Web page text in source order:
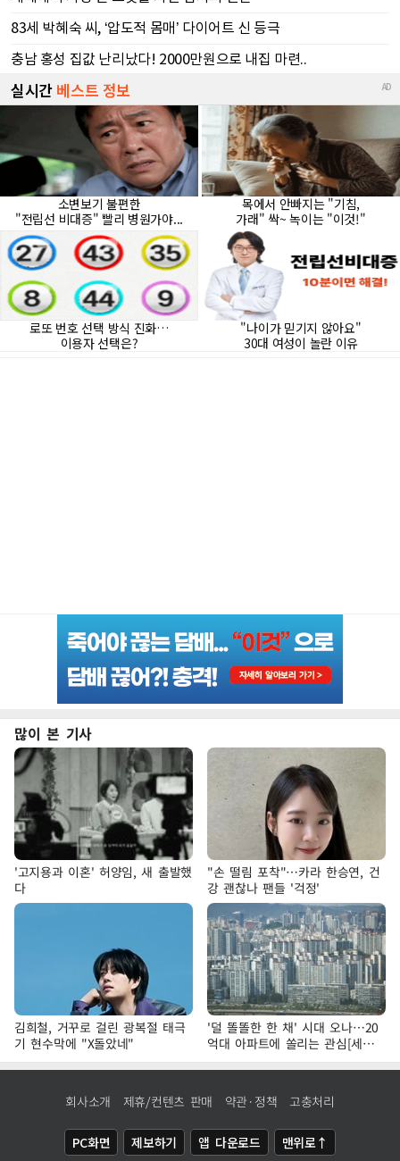
많이 본 기사
'고지용과 이혼' 허양임, 새 출발했
다
"손 떨림 포착"…카라 한승연, 건
강 괜찮나 팬들 '걱정'
김희철, 거꾸로 걸린 광복절 태극
기 현수막에 "X돌았네"
'덜 똘똘한 한 채' 시대 오나…20
억대 아파트에 쏠리는 관심[세제
개편, 그 이후②]
회사소개 제휴/컨텐츠 판매 약관·정책 고충처리
PC화면 제보하기 앱 다운로드 맨위로↑